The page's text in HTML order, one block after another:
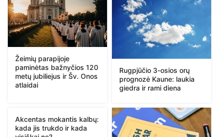
Žeimių parapijoje
paminėtas bažnyčios 120
metų jubiliejus ir Šv. Onos
atlaidai
Rugpjūčio 3-osios orų
prognozė Kaune: laukia
giedra ir rami diena
Akcentas mokantis kalbų:
kada jis trukdo ir kada